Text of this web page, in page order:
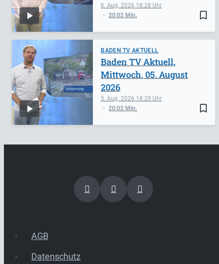
bookmark_border
6. Aug. 2026 18:28
20:02 Min.
BADEN TV AKTUELL
bookmark_border
5. Aug. 2026 18:29
20:02 Min.
Baden TV Aktuell,
Mittwoch, 05. August
2026
AGB
Datenschutz